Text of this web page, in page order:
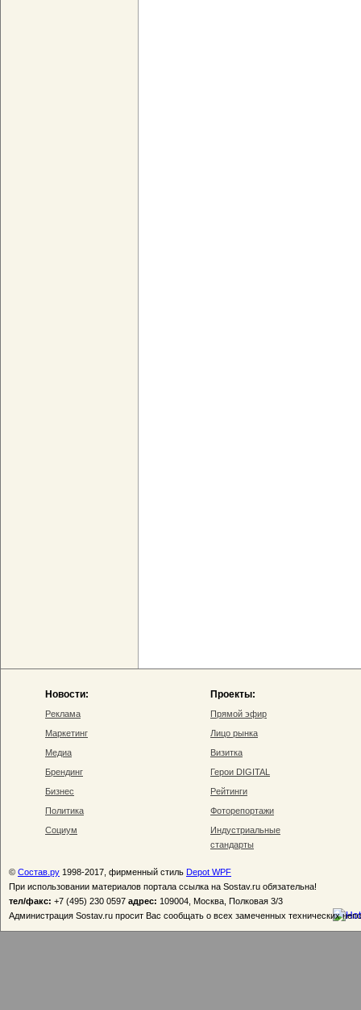
Новости:
Реклама
Маркетинг
Медиа
Брендинг
Бизнес
Политика
Социум
Проекты:
Прямой эфир
Лицо рынка
Визитка
Герои DIGITAL
Рейтинги
Фоторепортажи
Индустриальные
стандарты
© Состав.ру 1998-2017, фирменный стиль Depot WPF
При использовании материалов портала ссылка на Sostav.ru обязательна!
тел/факс: +7 (495) 230 0597 адрес: 109004, Москва, Полковая 3/3
Администрация Sostav.ru просит Вас сообщать о всех замеченных технических